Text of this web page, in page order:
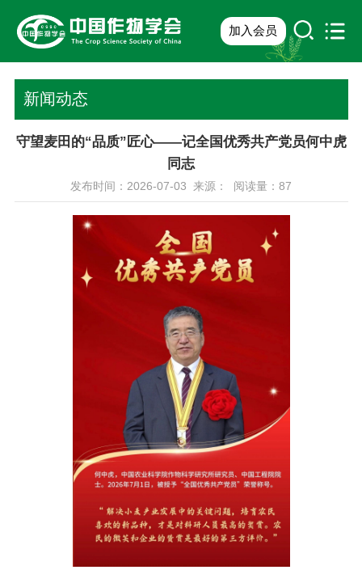
加入会员
新闻动态
守望麦田的“品质”匠心——记全国优秀共产党员何中虎
同志
发布时间：2026-07-03 来源： 阅读量： 87